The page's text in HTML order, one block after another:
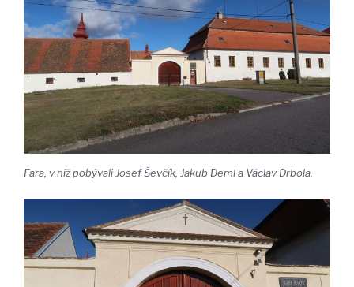
Fara, v níž pobývali Josef Ševčík, Jakub Deml a Václav Drbola.